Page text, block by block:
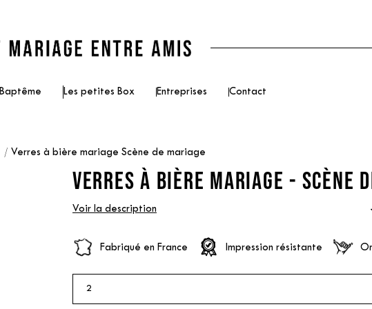
Baptême Les petites Box Entreprises Contact
Verres à bière mariage Scène de mariage
VERRES À BIÈRE MARIAGE - SCÈNE
Voir la description
Fabriqué en France Impression résistante